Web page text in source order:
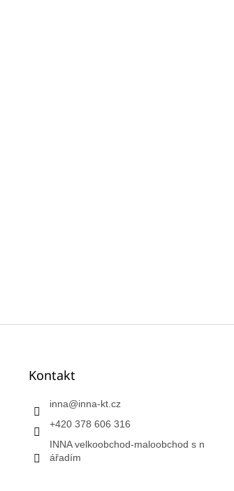
Kontakt
inna@inna-kt.cz
+420 378 606 316
INNA velkoobchod-maloobchod s n
ářadím